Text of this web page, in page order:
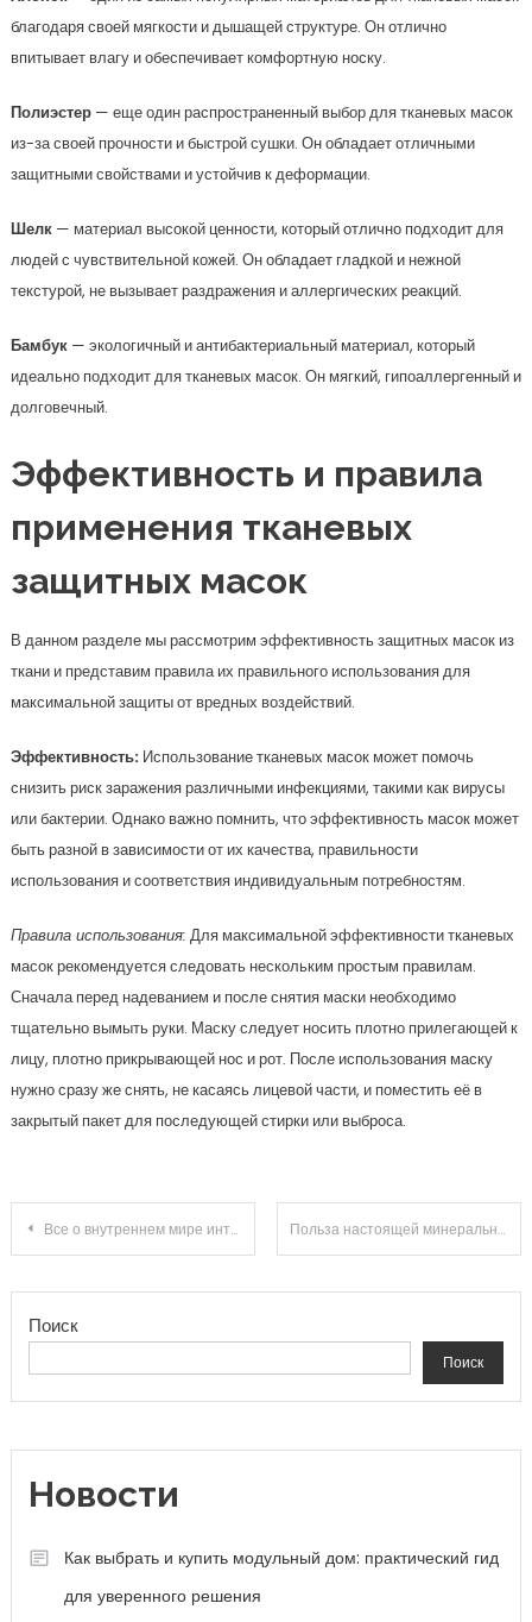
благодаря своей мягкости и дышащей структуре. Он отлично
впитывает влагу и обеспечивает комфортную носку.
Полиэстер— еще один распространенный выбор для тканевых масок
из-за своей прочности и быстрой сушки. Он обладает отличными
защитными свойствами и устойчив к деформации.
Шелк— материал высокой ценности, который отлично подходит для
людей с чувствительной кожей. Он обладает гладкой и нежной
текстурой, не вызывает раздражения и аллергических реакций.
Бамбук— экологичный и антибактериальный материал, который
идеально подходит для тканевых масок. Он мягкий, гипоаллергенный и
долговечный.
Эффективность и правила
применения тканевых
защитных масок
В данном разделе мы рассмотрим эффективность защитных масок из
ткани и представим правила их правильного использования для
максимальной защиты от вредных воздействий.
Эффективность:Использование тканевых масок может помочь
снизить риск заражения различными инфекциями, такими как вирусы
или бактерии. Однако важно помнить, что эффективность масок может
быть разной в зависимости от их качества, правильности
использования и соответствия индивидуальным потребностям.
Правила использования: Для максимальной эффективности тканевых
масок рекомендуется следовать нескольким простым правилам.
Сначала перед надеванием и после снятия маски необходимо
тщательно вымыть руки. Маску следует носить плотно прилегающей к
лицу, плотно прикрывающей нос и рот. После использования маску
нужно сразу же снять, не касаясь лицевой части, и поместить её в
закрытый пакет для последующей стирки или выброса.
Навигация по записям
Все о внутреннем мире интровертов Польза настоящей минеральной воды важные факты
Поиск
Поиск
Новости
Как выбрать и купить модульный дом: практический гид
для уверенного решения